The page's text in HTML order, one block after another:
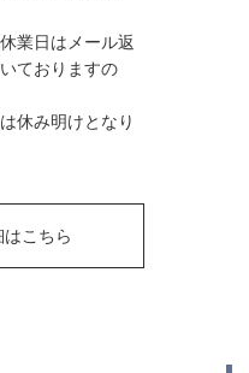
業日はメール返
ておりますの
休み明けとなり
こちら